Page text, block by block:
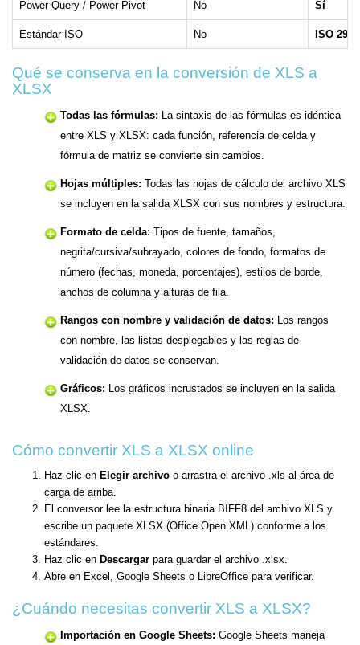
Power Query / Power Pivot No Sí
Estándar ISO No ISO
Qué se conserva en la conversión de XLS a
XLSX
Todas las fórmulas: La sintaxis de las fórmulas es idéntica
entre XLS y XLSX: cada función, referencia de celda y
fórmula de matriz se convierte sin cambios.
Hojas múltiples: Todas las hojas de cálculo del archivo XLS
se incluyen en la salida XLSX con sus nombres y estructura.
Formato de celda: Tipos de fuente, tamaños,
negrita/cursiva/subrayado, colores de fondo, formatos de
número (fechas, moneda, porcentajes), estilos de borde,
anchos de columna y alturas de fila.
Rangos con nombre y validación de datos: Los rangos
con nombre, las listas desplegables y las reglas de
validación de datos se conservan.
Gráficos: Los gráficos incrustados se incluyen en la salida
XLSX.
Cómo convertir XLS a XLSX online
Haz clic en Elegir archivo o arrastra el archivo .xls al área de
carga de arriba.
El conversor lee la estructura binaria BIFF8 del archivo XLS y
escribe un paquete XLSX (Office Open XML) conforme a los
estándares.
Haz clic en Descargar para guardar el archivo .xlsx.
Abre en Excel, Google Sheets o LibreOffice para verificar.
¿Cuándo necesitas convertir XLS a XLSX?
Importación en Google Sheets: Google Sheets maneja